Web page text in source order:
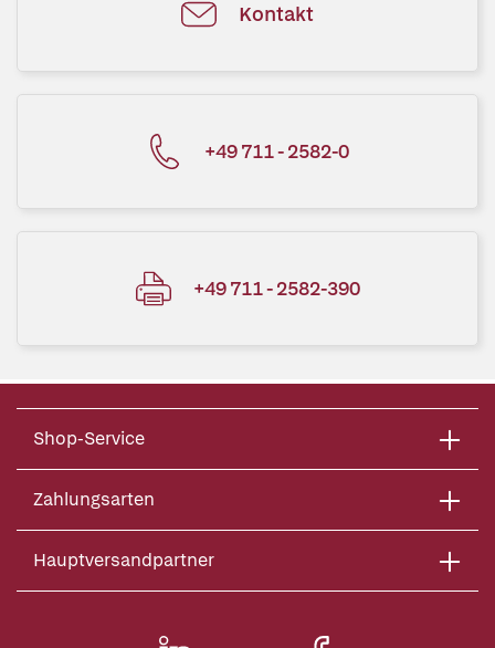
Kontakt
+49 711 - 2582-0
+49 711 - 2582-390
Shop-Service
Zahlungsarten
Hauptversandpartner